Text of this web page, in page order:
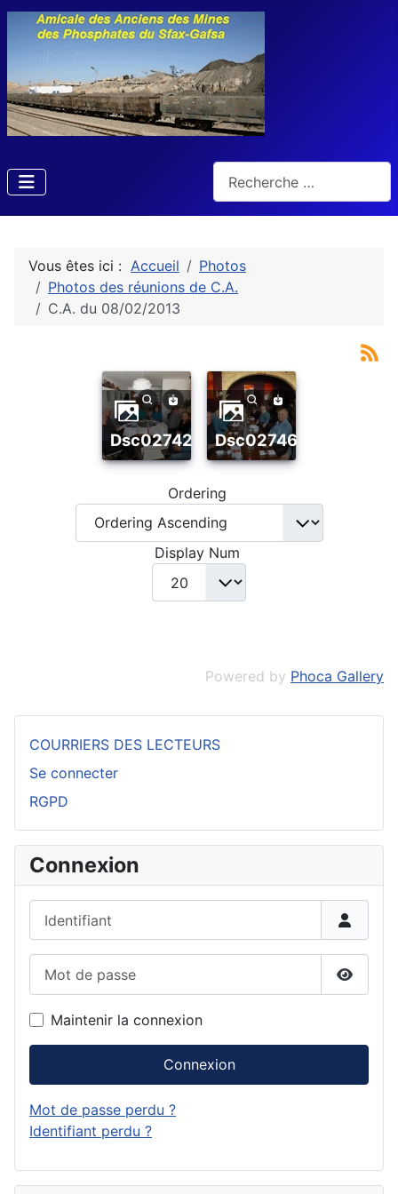
COURRIERS DES LECTEURS
Se connecter
RGPD
Connexion
Maintenir la connexion
Connexion
Mot de passe perdu ?
Identifiant perdu ?
Vous êtes ici : Accueil
Photos
Photos des réunions de C.A.
C.A. du 08/02/2013
dsc02742 dsc02746
Ordering
Display Num
Powered by Phoca Gallery